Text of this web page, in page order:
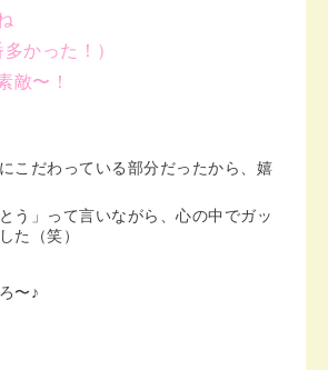
かった！）
敵〜！
こだわっている部分だったから、嬉
う」って言いながら、心の中でガッ
た（笑）
〜♪